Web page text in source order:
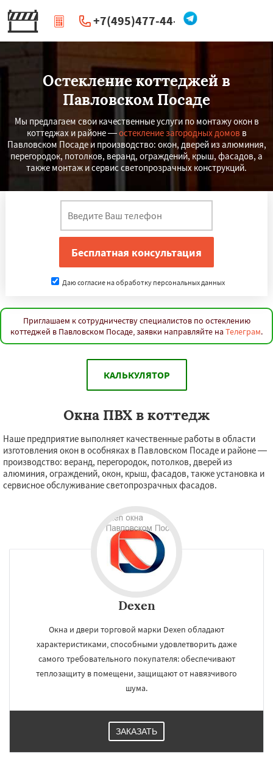
+7(495)477-44-66
| Перезвоните мне
Остекление коттеджей в
Павловском Посаде
Мы предлагаем свои качественные услуги по монтажу окон в
коттеджах и районе —остекление загородных домов в
Павловском Посаде и производство: окон, дверей из алюминия,
перегородок, потолков, веранд, ограждений, крыш, фасадов, а
также монтаж и сервис светопрозрачных конструкций.
Даю согласие на обработку персональных данных
Приглашаем к сотрудничеству специалистов по остеклению
коттеджей в Павловском Посаде, заявки направляйте на Телеграм.
КАЛЬКУЛЯТОР
Окна ПВХ в коттедж
Наше предприятие выполняет качественные работы в области
изготовления окон в особняках в Павловском Посаде и районе —
производство: веранд, перегородок, потолков, дверей из
алюминия, ограждений, окон, крыш, фасадов, также установка и
сервисное обслуживание светопрозрачных фасадов.
Dexen
Окна и двери торговой марки Dexen обладают
характеристиками, способными удовлетворить даже
самого требовательного покупателя: обеспечивают
теплозащиту в помещени, защищают от навязчивого
шума.
ЗАКАЗАТЬ